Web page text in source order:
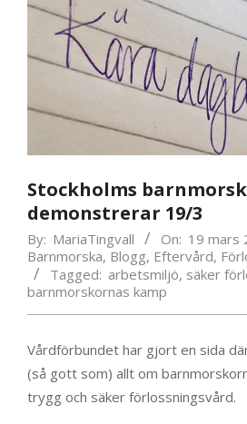
Menu
Stockholms
demonstrerar 19/3
By: MariaTingvall On: 19 mars
Barnmorska, Blogg, Eftervård,
Tagged: arbetsmiljö, säker
barnmorskornas kamp
Vårdförbundet har gjort en sida
(så gott som) allt om
trygg och säker förlossningsvård.